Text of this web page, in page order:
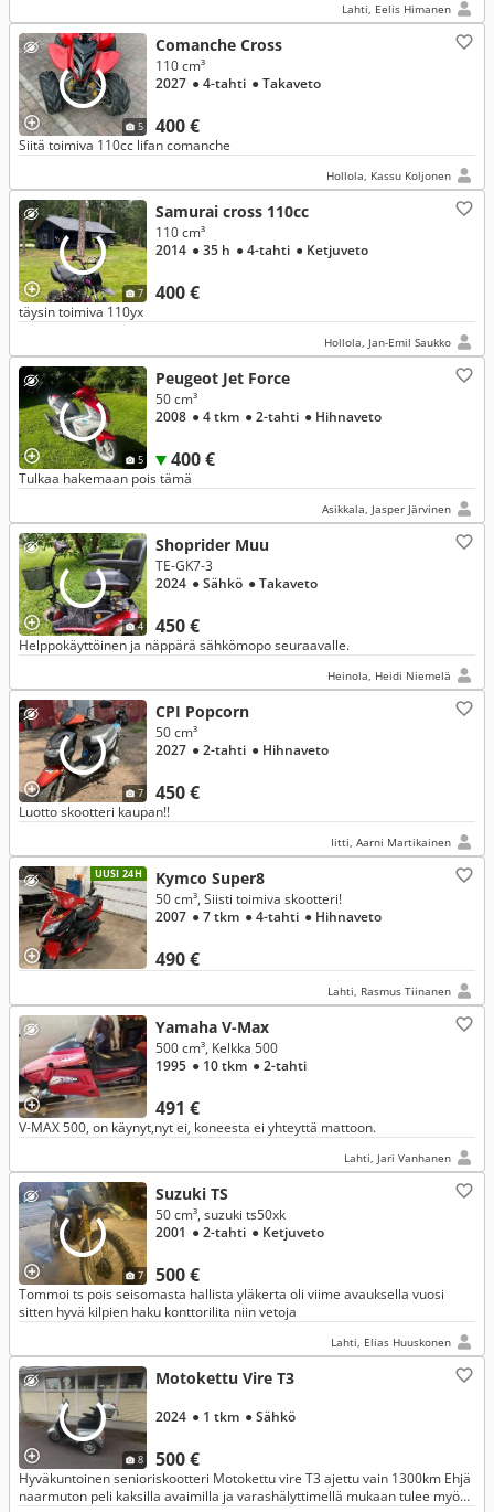
Lahti, Eelis Himanen
5
Comanche Cross
400 €
110 cm³
2027 ● 4-tahti ● Takaveto
Siitä toimiva 110cc lifan comanche
Hollola, Kassu Koljonen
7
Samurai cross 110cc
400 €
110 cm³
2014 ● 35 h ● 4-tahti ● Ketjuveto
täysin toimiva 110yx
Hollola, Jan-Emil Saukko
5
Peugeot Jet Force
400 €
50 cm³
2008 ● 4 tkm ● 2-tahti ● Hihnaveto
Tulkaa hakemaan pois tämä
Asikkala, Jasper Järvinen
4
Shoprider Muu
450 €
TE-GK7-3
2024 ● Sähkö ● Takaveto
Helppokäyttöinen ja näppärä sähkömopo seuraavalle.
Heinola, Heidi Niemelä
7
CPI Popcorn
450 €
50 cm³
2027 ● 2-tahti ● Hihnaveto
Luotto skootteri kaupan!!
Iitti, Aarni Martikainen
UUSI 24H Kymco Super8
490 €
50 cm³, Siisti toimiva skootteri!
2007 ● 7 tkm ● 4-tahti ● Hihnaveto
Lahti, Rasmus Tiinanen
Yamaha V-Max
491 €
500 cm³, Kelkka 500
1995 ● 10 tkm ● 2-tahti
V-MAX 500, on käynyt,nyt ei, koneesta ei yhteyttä mattoon.
Lahti, Jari Vanhanen
7
Suzuki TS
500 €
50 cm³, suzuki ts50xk
2001 ● 2-tahti ● Ketjuveto
Tommoi ts pois seisomasta hallista yläkerta oli viime avauksella vuosi
sitten hyvä kilpien haku konttorilita niin vetoja
Lahti, Elias Huuskonen
8
Motokettu Vire T3
500 €
2024 ● 1 tkm ● Sähkö
Hyväkuntoinen senioriskootteri Motokettu vire T3 ajettu vain 1300km Ehjä
naarmuton peli kaksilla avaimilla ja varashälyttimellä mukaan tulee myös